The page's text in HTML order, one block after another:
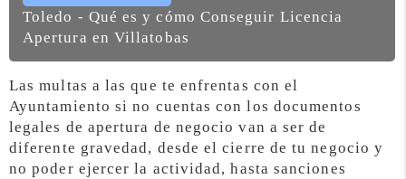
Toledo - Qué es y cómo Conseguir Licencia
Apertura en Villatobas
Las multas a las que te enfrentas con el
Ayuntamiento si no cuentas con los documentos
legales de apertura de negocio van a ser de
diferente gravedad, desde el cierre de tu negocio y
no poder ejercer la actividad, hasta sanciones